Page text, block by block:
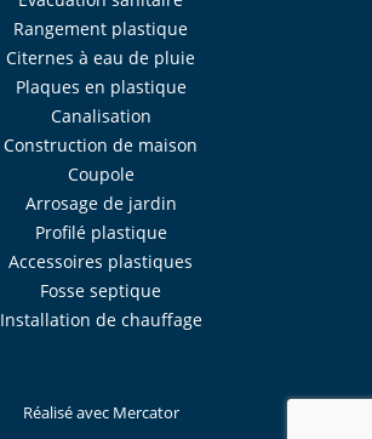
Rangement plastique
Citernes à eau de pluie
Plaques en plastique
Canalisation
Construction de maison
Coupole
Arrosage de jardin
Profilé plastique
Accessoires plastiques
Fosse septique
Installation de chauffage
Réalisé avec Mercator